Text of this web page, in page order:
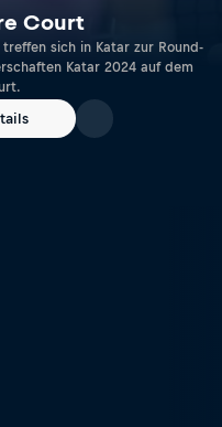
Court
sich in Katar zur Round-
Katar 2024 auf dem